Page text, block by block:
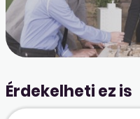
Érdekelheti ez is